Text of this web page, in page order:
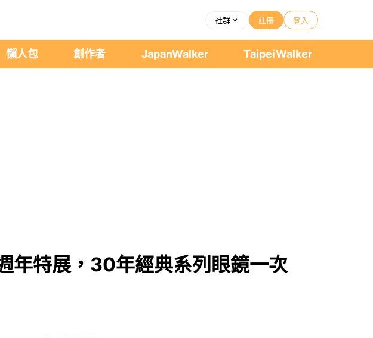
社群 註冊 登入
懶人包 創作者 JapanWalker TaipeiWalker
年特展，30年經典系列眼鏡一次